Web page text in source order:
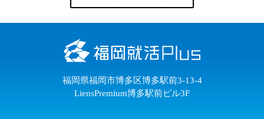
福岡県福岡市博多区博多駅前3-13-4
LiensPremium博多駅前ビル3F